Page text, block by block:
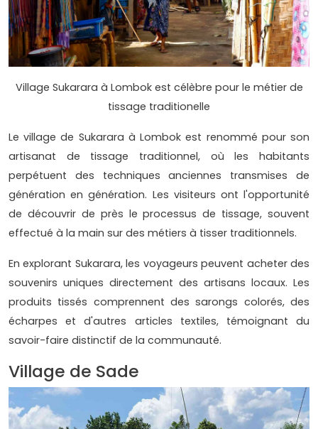
Village Sukarara à Lombok est célèbre pour le métier de
tissage traditionelle
Le village de Sukarara à Lombok est renommé pour son
artisanat de tissage traditionnel, où les habitants
perpétuent des techniques anciennes transmises de
génération en génération. Les visiteurs ont l'opportunité
de découvrir de près le processus de tissage, souvent
effectué à la main sur des métiers à tisser traditionnels.
En explorant Sukarara, les voyageurs peuvent acheter des
souvenirs uniques directement des artisans locaux. Les
produits tissés comprennent des sarongs colorés, des
écharpes et d'autres articles textiles, témoignant du
savoir-faire distinctif de la communauté.
Village de Sade